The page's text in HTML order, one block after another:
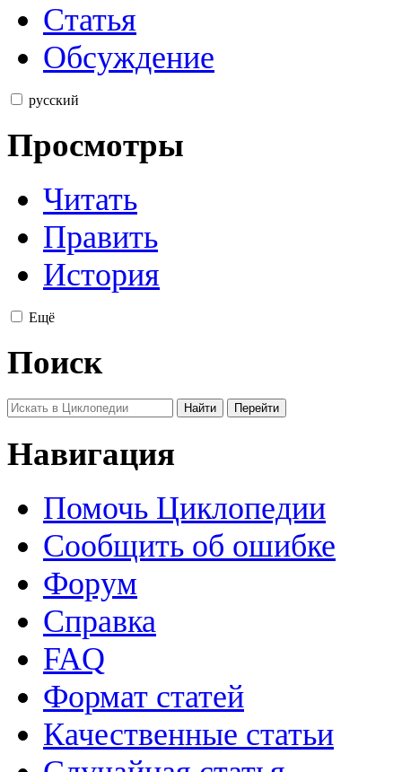
Статья
Обсуждение
русский
Просмотры
Читать
Править
История
Ещё
Поиск
Навигация
Помочь Циклопедии
Сообщить об ошибке
Форум
Справка
FAQ
Формат статей
Качественные статьи